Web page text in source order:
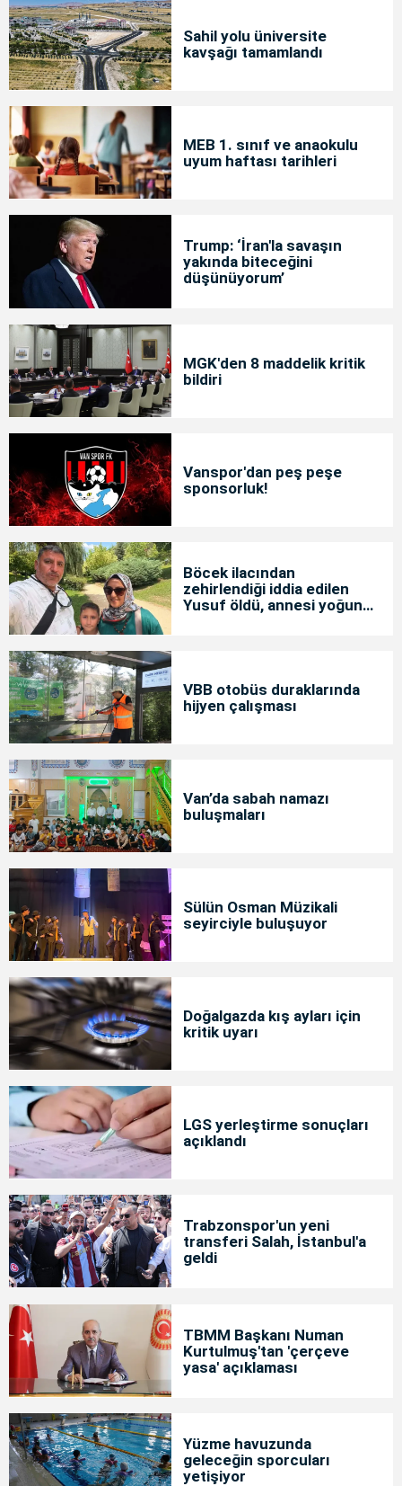
Sahil yolu üniversite
kavşağı tamamlandı
MEB 1. sınıf ve anaokulu
uyum haftası tarihleri
Trump: ‘İran'la savaşın
yakında biteceğini
düşünüyorum’
MGK'den 8 maddelik kritik
bildiri
Vanspor'dan peş peşe
sponsorluk!
Böcek ilacından
zehirlendiği iddia edilen
Yusuf öldü, annesi yoğun
VBB otobüs duraklarında
hijyen çalışması
Van’da sabah namazı
buluşmaları
Sülün Osman Müzikali
seyirciyle buluşuyor
Doğalgazda kış ayları için
kritik uyarı
LGS yerleştirme sonuçları
açıklandı
Trabzonspor'un yeni
transferi Salah, İstanbul'a
geldi
TBMM Başkanı Numan
Kurtulmuş'tan 'çerçeve
yasa' açıklaması
Yüzme havuzunda
geleceğin sporcuları
yetişiyor